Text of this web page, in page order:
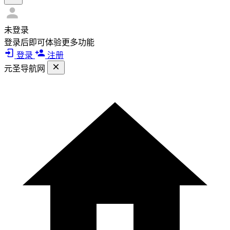
未登录
登录后即可体验更多功能
登录
注册
元圣导航网